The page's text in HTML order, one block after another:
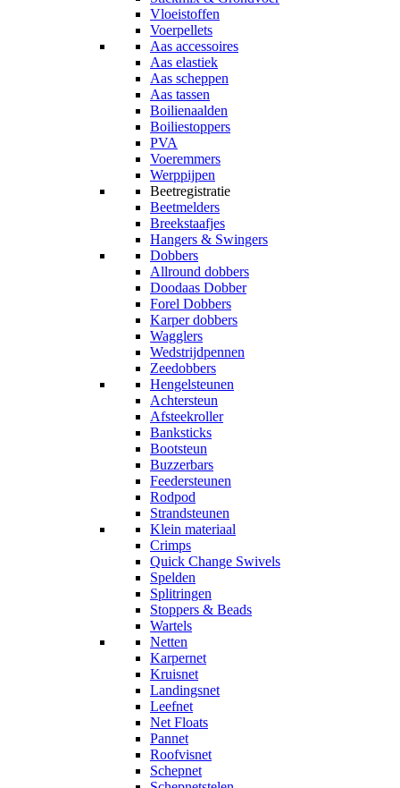
Vloeistoffen
Voerpellets
Aas accessoires
Aas elastiek
Aas scheppen
Aas tassen
Boilienaalden
Boiliestoppers
PVA
Voeremmers
Werppijpen
Beetregistratie
Beetmelders
Breekstaafjes
Hangers & Swingers
Dobbers
Allround dobbers
Doodaas Dobber
Forel Dobbers
Karper dobbers
Wagglers
Wedstrijdpennen
Zeedobbers
Hengelsteunen
Achtersteun
Afsteekroller
Banksticks
Bootsteun
Buzzerbars
Feedersteunen
Rodpod
Strandsteunen
Klein materiaal
Crimps
Quick Change Swivels
Spelden
Splitringen
Stoppers & Beads
Wartels
Netten
Karpernet
Kruisnet
Landingsnet
Leefnet
Net Floats
Pannet
Roofvisnet
Schepnet